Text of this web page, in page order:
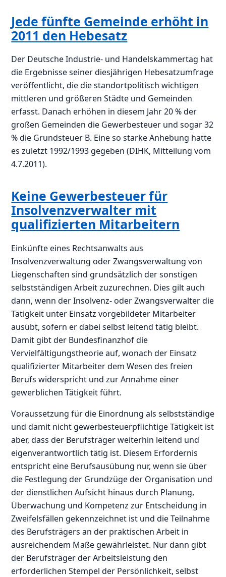
Jede fünfte Gemeinde erhöht in
2011 den Hebesatz
Der Deutsche Industrie- und Handelskammertag hat
die Ergebnisse seiner diesjährigen Hebesatzumfrage
veröffentlicht, die die standortpolitisch wichtigen
mittleren und größeren Städte und Gemeinden
erfasst. Danach erhöhen in diesem Jahr 20 % der
großen Gemeinden die Gewerbesteuer und sogar 32
% die Grundsteuer B. Eine so starke Anhebung hatte
es zuletzt 1992/1993 gegeben (DIHK, Mitteilung vom
4.7.2011).
Keine Gewerbesteuer für
Insolvenzverwalter mit
qualifizierten Mitarbeitern
Einkünfte eines Rechtsanwalts aus
Insolvenzverwaltung oder Zwangsverwaltung von
Liegenschaften sind grundsätzlich der sonstigen
selbstständigen Arbeit zuzurechnen. Dies gilt auch
dann, wenn der Insolvenz- oder Zwangsverwalter die
Tätigkeit unter Einsatz vorgebildeter Mitarbeiter
ausübt, sofern er dabei selbst leitend tätig bleibt.
Damit gibt der Bundesfinanzhof die
Vervielfältigungstheorie auf, wonach der Einsatz
qualifizierter Mitarbeiter dem Wesen des freien
Berufs widerspricht und zur Annahme einer
gewerblichen Tätigkeit führt.
Voraussetzung für die Einordnung als selbstständige
und damit nicht gewerbesteuerpflichtige Tätigkeit ist
aber, dass der Berufsträger weiterhin leitend und
eigenverantwortlich tätig ist. Diesem Erfordernis
entspricht eine Berufsausübung nur, wenn sie über
die Festlegung der Grundzüge der Organisation und
der dienstlichen Aufsicht hinaus durch Planung,
Überwachung und Kompetenz zur Entscheidung in
Zweifelsfällen gekennzeichnet ist und die Teilnahme
des Berufsträgers an der praktischen Arbeit in
ausreichendem Maße gewährleistet. Nur dann gibt
der Berufsträger der Arbeitsleistung den
erforderlichen Stempel der Persönlichkeit, selbst